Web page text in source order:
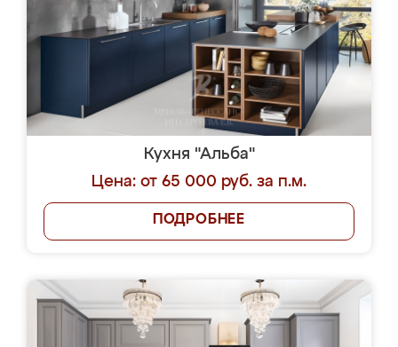
Кухня "Альба"
Цена: от 65 000 руб. за п.м.
ПОДРОБНЕЕ